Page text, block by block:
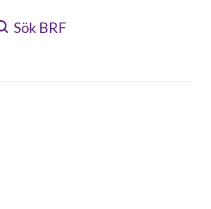
Sök BRF